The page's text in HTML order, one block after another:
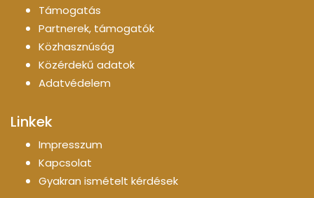
Támogatás
Partnerek, támogatók
Közhasznúság
Közérdekű adatok
Adatvédelem
Linkek
Impresszum
Kapcsolat
Gyakran ismételt kérdések